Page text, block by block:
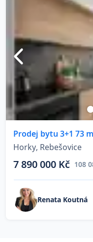
Prodej bytu 3+1 73
Horky, Rebešovice
7 890 000 Kč 108
Renata Koutná